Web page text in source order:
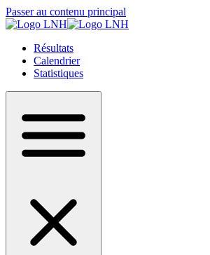
Passer au contenu principal
Résultats
Calendrier
Statistiques